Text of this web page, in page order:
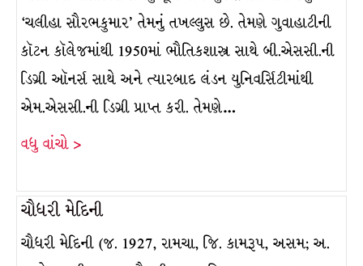
‘ચલીહા સૌરભકુમાર’ તેમનું તખલ્લુસ છે. તેમણે ગુવાહાટીની
કૉટન કૉલેજમાંથી 1950માં ભૌતિકશાસ્ત્ર સાથે બી.એસસી.ની
ડિગ્રી ઑનર્સ સાથે અને ત્યારબાદ લંડન યુનિવર્સિટીમાંથી
એમ.એસસી.ની ડિગ્રી પ્રાપ્ત કરી. તેમણે…
વધુ વાંચો >
ચૌધરી મેદિની
ચૌધરી મેદિની (જ. 1927, રામચા, જિ. કામરૂપ, અસમ; અ.